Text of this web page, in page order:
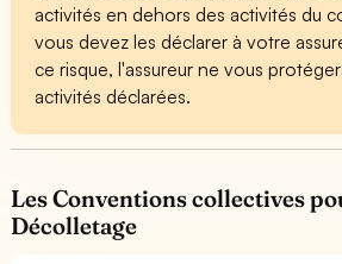
activités en dehors des activités du
vous devez les déclarer à votre
ce risque, l'assureur ne vous
activités déclarées.
Les Conventions collectives
Décolletage